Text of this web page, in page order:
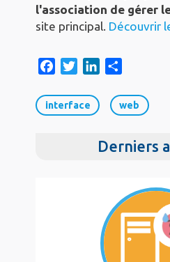
l'association de gérer
site principal. Découvrir
c
e
i
t
d
a
r
interface web
Derniers